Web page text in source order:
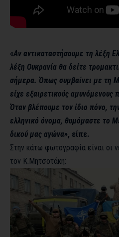
«Αν αντικαταστήσουμε τη λέξη
λέξη Ουκρανία θα δείτε
σήμερα. Όπως συμβαίνει με τη
είχε εξαιρετικούς αμυνόμενους
Όταν βλέπουμε τον ίδιο πόνο,
ελληνικό όνομα, θυμόμαστε το
δικού μας αγώνα», είπε.
Στην κάτω φωτογραφία είναι οι
τον Κ.Μητσοτάκη: